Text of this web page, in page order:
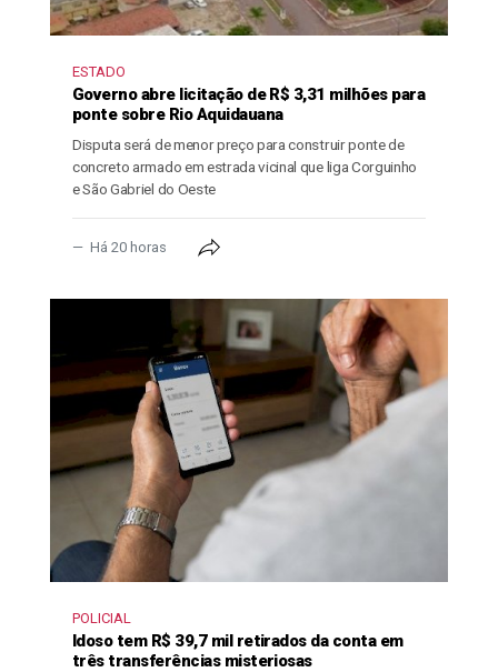
ESTADO
Governo abre licitação de R$ 3,31 milhões para
ponte sobre Rio Aquidauana
Disputa será de menor preço para construir ponte de
concreto armado em estrada vicinal que liga Corguinho
e São Gabriel do Oeste
Há 20 horas
POLICIAL
Idoso tem R$ 39,7 mil retirados da conta em
três transferências misteriosas